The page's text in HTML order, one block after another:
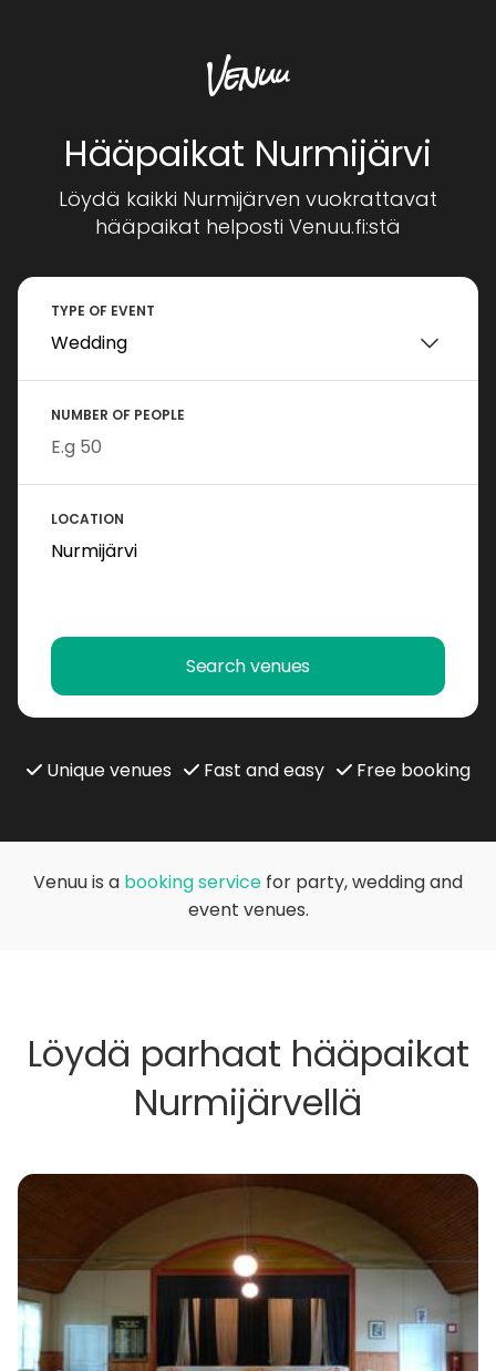
Hääpaikat Nurmijärvi
Löydä kaikki Nurmijärven vuokrattavat
hääpaikat helposti Venuu.fi:stä
TYPE OF EVENT
NUMBER OF PEOPLE
LOCATION
Search venues
Unique venues Fast and easy Free booking
Venuu is a booking service for party, wedding and
event venues.
Löydä parhaat hääpaikat
Nurmijärvellä